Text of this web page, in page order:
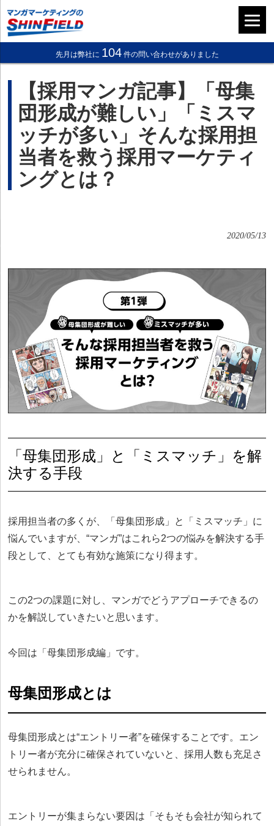
先月は弊社に 104件の問い合わせがありました
【採用マンガ記事】「母集
団形成が難しい」「ミスマ
ッチが多い」そんな採用担
当者を救う採用マーケティ
ングとは？
2020/05/13
「母集団形成」と「ミスマッチ」を解
決する手段
採用担当者の多くが、「母集団形成」と「ミスマッチ」に
悩んでいますが、“マンガ”はこれら2つの悩みを解決する手
段として、とても有効な施策になり得ます。
この2つの課題に対し、マンガでどうアプローチできるの
かを解説していきたいと思います。
今回は「母集団形成編」です。
母集団形成とは
母集団形成とは“エントリー者”を確保することです。エン
トリー者が充分に確保されていないと、採用人数も充足さ
せられません。
エントリーが集まらない要因は「そもそも会社が知られて